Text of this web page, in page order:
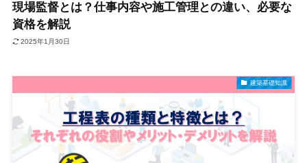
現場監督とは？仕事内容や施工管理との違い、必要な
資格を解説
2025年1月30日
建築基礎知識